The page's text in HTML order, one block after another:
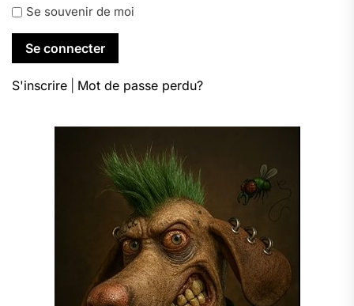
Se souvenir de moi
S'inscrire Mot de passe perdu?